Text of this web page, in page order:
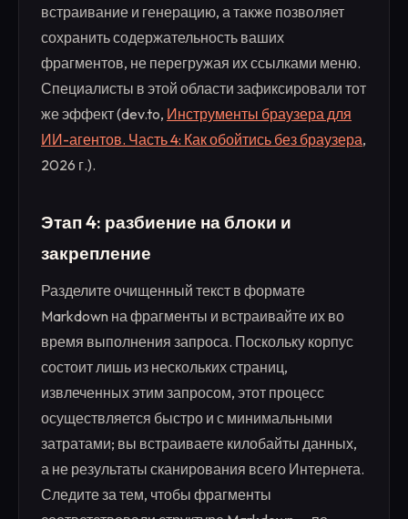
встраивание и генерацию, а также позволяет
сохранить содержательность ваших
фрагментов, не перегружая их ссылками меню.
Специалисты в этой области зафиксировали тот
же эффект (dev.to, Инструменты браузера для
ИИ-агентов. Часть 4: Как обойтись без браузера,
2026 г.).
Этап 4: разбиение на блоки и
закрепление
Разделите очищенный текст в формате
Markdown на фрагменты и встраивайте их во
время выполнения запроса. Поскольку корпус
состоит лишь из нескольких страниц,
извлеченных этим запросом, этот процесс
осуществляется быстро и с минимальными
затратами; вы встраиваете килобайты данных,
а не результаты сканирования всего Интернета.
Следите за тем, чтобы фрагменты